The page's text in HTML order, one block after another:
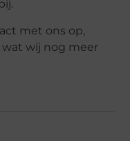
met ons op,
wij nog meer